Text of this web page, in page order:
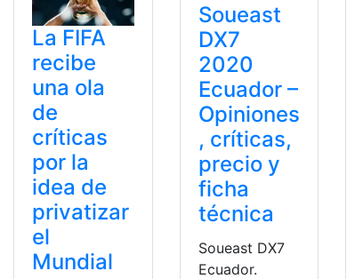
La FIFA
recibe
una ola
de
críticas
por la
idea de
privatizar
el
Mundial
Soueast
DX7
2020
Ecuador –
Opiniones
, críticas,
precio y
ficha
técnica
Soueast DX7
Ecuador.